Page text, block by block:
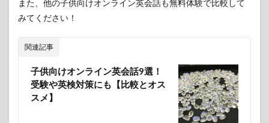
また、他の子供向けオンライン英会話も無料体験で比較して
みてください！
関連記事
子供向けオンライン英会話9選！
受験や英検対策にも【比較とオス
スメ】